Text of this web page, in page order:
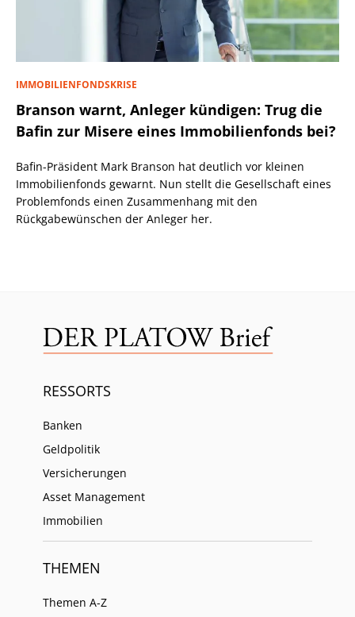
IMMOBILIENFONDSKRISE
Branson warnt, Anleger kündigen: Trug die
Bafin zur Misere eines Immobilienfonds bei?
Bafin-Präsident Mark Branson hat deutlich vor kleinen
Immobilienfonds gewarnt. Nun stellt die Gesellschaft eines
Problemfonds einen Zusammenhang mit den
Rückgabewünschen der Anleger her.
RESSORTS
Banken
Geldpolitik
Versicherungen
Asset Management
Immobilien
THEMEN
Themen A-Z